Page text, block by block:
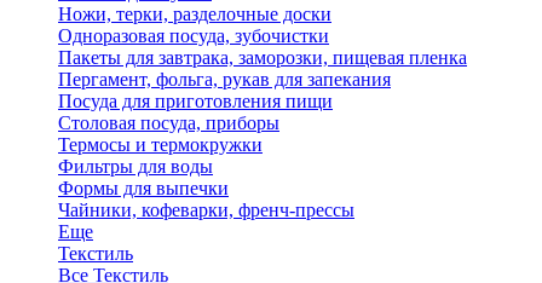
Ножи, терки, разделочные доски
Одноразовая посуда, зубочистки
Пакеты для завтрака, заморозки, пищевая пленка
Пергамент, фольга, рукав для запекания
Посуда для приготовления пищи
Столовая посуда, приборы
Термосы и термокружки
Фильтры для воды
Формы для выпечки
Чайники, кофеварки, френч-прессы
Еще
Текстиль
Все Текстиль